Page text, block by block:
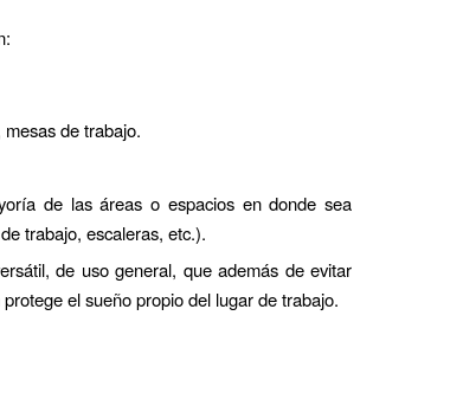
de trabajo.
de las áreas o espacios en donde sea
trabajo, escaleras, etc.).
de uso general, que además de evitar
el sueño propio del lugar de trabajo.